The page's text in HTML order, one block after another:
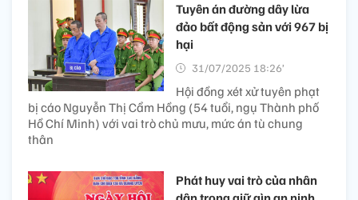
Tuyên án đường dây lừa
đảo bất động sản với 967 bị
hại
31/07/2025 18:26’
Hội đồng xét xử tuyên phạt
bị cáo Nguyễn Thị Cẩm Hồng (54 tuổi, ngụ Thành phố
Hồ Chí Minh) với vai trò chủ mưu, mức án tù chung
thân
Phát huy vai trò của nhân